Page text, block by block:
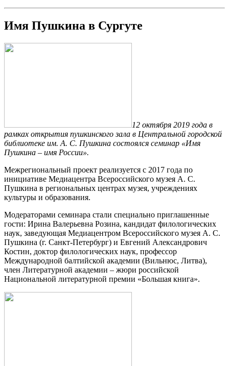
Имя Пушкина в Сургуте
12 октября 2019 года в
рамках открытия пушкинского зала в Центральной городской
библиотеке им. А. С. Пушкина состоялся семинар «Имя
Пушкина – имя России».
Межрегиональный проект реализуется с 2017 года по
инициативе Медиацентра Всероссийского музея А. С.
Пушкина в региональных центрах музея, учреждениях
культуры и образования.
Модераторами семинара стали специально приглашенные
гости: Ирина Валерьевна Розина, кандидат филологических
наук, заведующая Медиацентром Всероссийского музея А. С.
Пушкина (г. Санкт-Петербург) и Евгений Александрович
Костин, доктор филологических наук, профессор
Международной балтийской академии (Вильнюс, Литва),
член Литературной академии – жюри российской
Национальной литературной премии «Большая книга».